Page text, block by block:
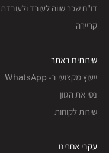
דו"ח שכר שווה לעובד ולעובדת 2025
קריירה
שירותים באתר
ייעוץ מקצועי ב- WhatsApp
נסי את הגוון
שירות לקוחות
עקבי אחרינו